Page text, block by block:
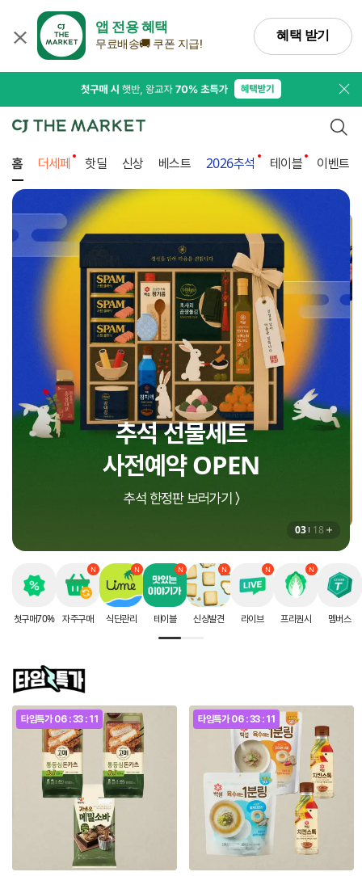
앱 전용 혜택
무료배송🚚 쿠폰 지급!
혜택 받기
프
검색
홈 더세페 핫딜 신상 베스트 2026추석 테이블 이벤트
추석 선물세트
사전예약 OPEN
추석 한정판 보러가기 〉
지금 더세페에서만!
8월 셀렉션 구매혜택
상하목장 프로즌 그릭요거트 증정 〉
인생에 딱 한번 받는
할인 혜택
첫구매 70% 할인 받으러가기 〉
03 18
첫구매70% 자주구매 식단관리 테이블 신상발견 라이브 프리퀀시 멤버스
타임특가 06 : 33 : 11 타임특가 06 : 33 : 11